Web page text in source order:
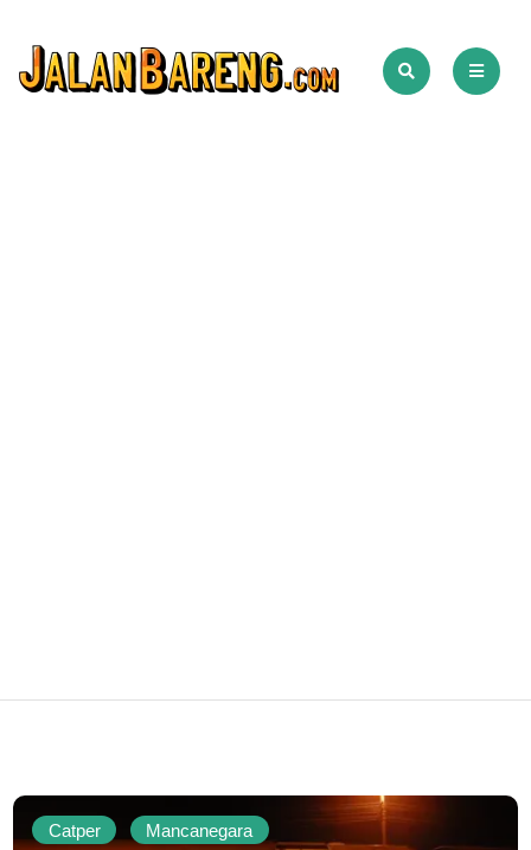
Catper Mancanegara